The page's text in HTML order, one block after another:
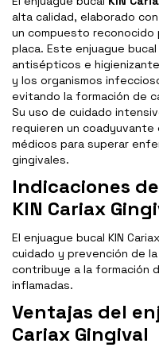
alta calidad, elaborado
un compuesto
placa. Este enjuague
antisépticos e
y los organismos
evitando la formación de
Su uso de cuidado
requieren un
médicos para superar
gingivales.
Indicaciones
KIN Cariax
El enjuague bucal KIN
cuidado y prevención de
contribuye a la formación
inflamadas.
Ventajas del
Cariax Gingival